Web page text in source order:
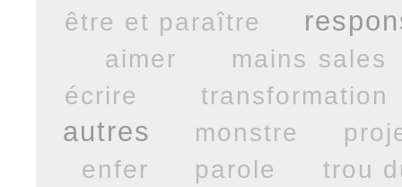
être et paraître
aimer
mains sales
écrire
transformation
autres monstre
enfer
parole
trou